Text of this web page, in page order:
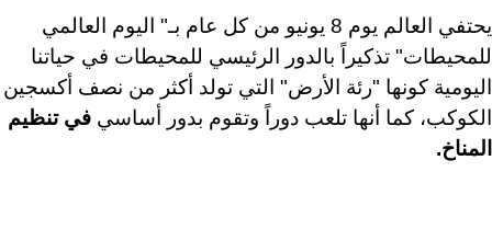
يحتفي العالم يوم 8 يونيو من كل عام بـ" اليوم العالمي
للمحيطات" تذكيراً بالدور الرئيسي للمحيطات في حياتنا
اليومية كونها "رئة الأرض" التي تولد أكثر من نصف أكسجين
الكوكب، كما أنها تلعب دوراً وتقوم بدور أساسي في تنظيم
المناخ.